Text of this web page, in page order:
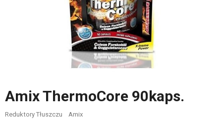
Amix ThermoCore 90kaps.
Reduktory Tłuszczu Amix